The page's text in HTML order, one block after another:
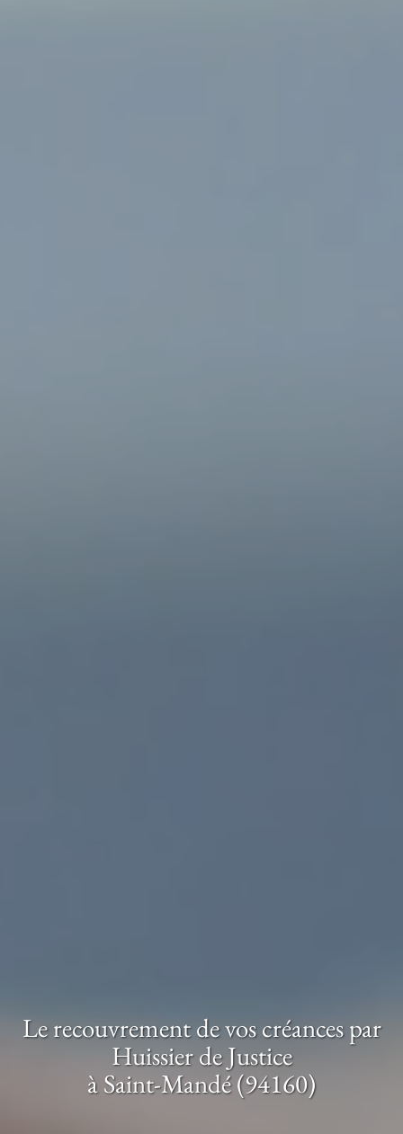
Le recouvrement de vos créances par
Huissier de Justice
à Saint-Mandé (94160)